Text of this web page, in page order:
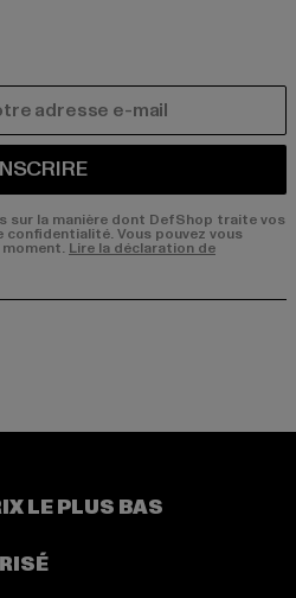
sur la manière dont DefShop traite vos
Vous pouvez vous
Lire la déclaration de
page:channel:
LE PLUS BAS